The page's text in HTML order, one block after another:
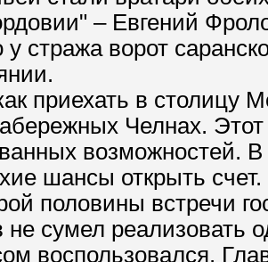
– Евгений
у стража ворот
приехать в столицу
Челнах.
возможностей.
шансы открыть
половины встречи
не сумел
воспользовался.